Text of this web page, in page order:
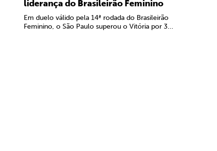
liderança do Brasileirão Feminino
Em duelo válido pela 14ª rodada do Brasileirão
Feminino, o São Paulo superou o Vitória por 3...